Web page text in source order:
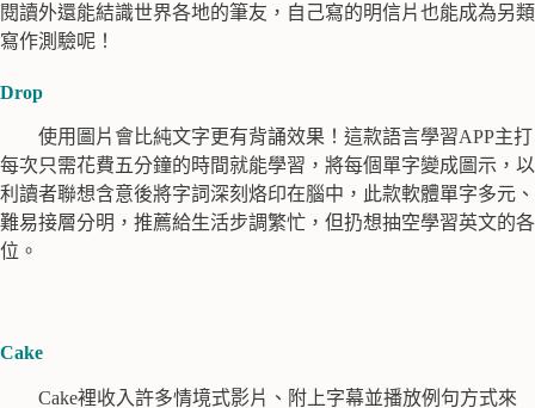
閱讀外還能結識世界各地的筆友，自己寫的明信片也能成為另類
寫作測驗呢！
Drop
使用圖片會比純文字更有背誦效果！這款語言學習APP主打
每次只需花費五分鐘的時間就能學習，將每個單字變成圖示，以
利讀者聯想含意後將字詞深刻烙印在腦中，此款軟體單字多元、
難易接層分明，推薦給生活步調繁忙，但扔想抽空學習英文的各
位。
Cake
Cake裡收入許多情境式影片、附上字幕並播放例句方式來